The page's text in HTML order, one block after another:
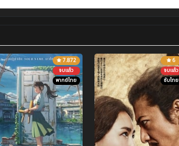
7.872
จบแล้ว
พากย์ไทย
6
จบแล้ว
ซับไทย